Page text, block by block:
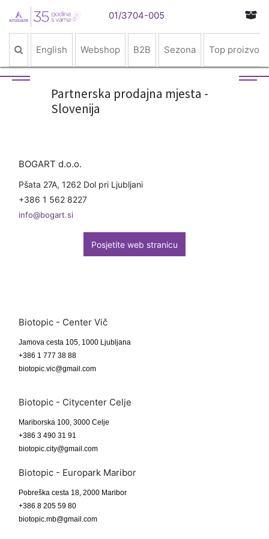
01/3704-005
English Webshop B2B Sezona Top proizvodi
Partnerska prodajna mjesta -
Slovenija
BOGART d.o.o.
Pšata 27A, 1262 Dol pri Ljubljani
+386 1 562 8227
info@bogart.si
Posjetite web stranicu
Biotopic - Center Vič
Jamova cesta 105, 1000 Ljubljana
+386 1 777 38 88
biotopic.vic@gmail.com
Biotopic - Citycenter Celje
Mariborska 100, 3000 Celje
+386 3 490 31 91
biotopic.city@gmail.com
Biotopic - Europark Maribor
Pobreška cesta 18, 2000 Maribor
+386 8 205 59 80
biotopic.mb@gmail.com